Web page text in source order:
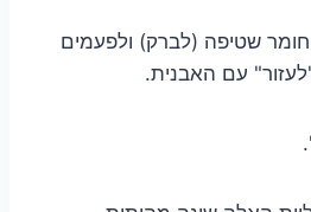
חומר שטיפה (לברק) ולפעמים
עם האבנית.